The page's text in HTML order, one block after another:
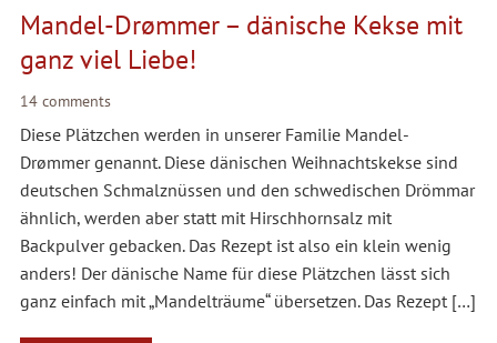
Mandel-Drømmer – dänische Kekse mit
ganz viel Liebe!
14 comments
Diese Plätzchen werden in unserer Familie Mandel-
Drømmer genannt. Diese dänischen Weihnachtskekse sind
deutschen Schmalznüssen und den schwedischen Drömmar
ähnlich, werden aber statt mit Hirschhornsalz mit
Backpulver gebacken. Das Rezept ist also ein klein wenig
anders! Der dänische Name für diese Plätzchen lässt sich
ganz einfach mit „Mandelträume“ übersetzen. Das Rezept […]